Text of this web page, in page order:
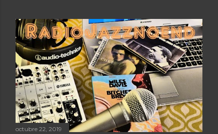
t
r
a
d
a
s
octubre 22, 2019